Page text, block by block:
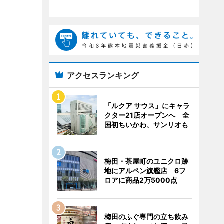
アクセスランキング
「ルクア サウス」にキャラ
クター21店オープンへ 全
国初ちいかわ、サンリオも
梅田・茶屋町のユニクロ跡
地にアルペン旗艦店 6フ
ロアに商品2万5000点
梅田のふぐ専門の立ち飲み